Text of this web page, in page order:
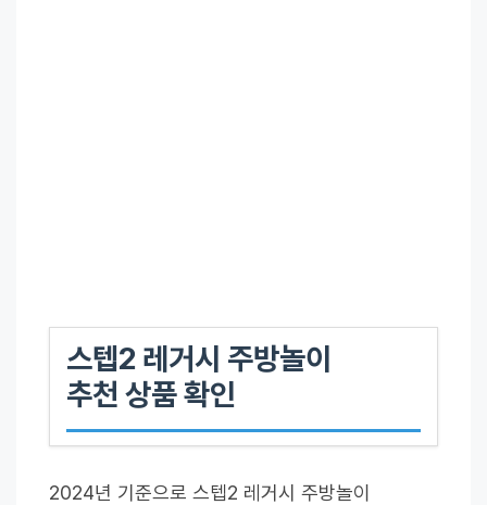
스텝2 레거시 주방놀이
추천 상품 확인
2024년 기준으로 스텝2 레거시 주방놀이